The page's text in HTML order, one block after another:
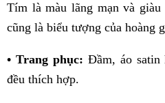
Tím là màu lãng mạn và
cũng là biểu tượng của hoàng
• Trang phục: Đầm, áo
đều thích hợp.